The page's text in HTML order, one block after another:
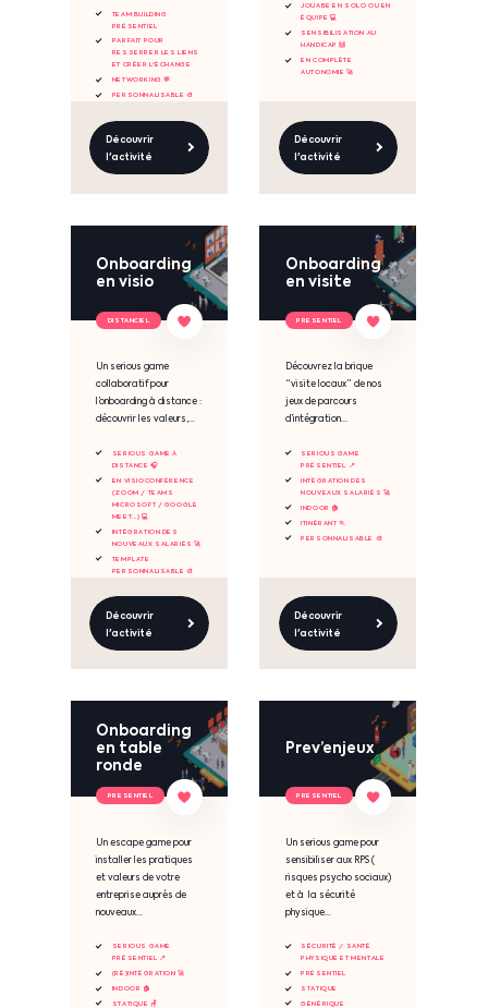
TEAM BUILDING
PRÉSENTIEL
PARFAIT POUR
RESSERRER LES LIENS
ET CRÉER L'ÉCHANGE
NETWORKING 💬
PERSONNALISABLE 🎨
Découvrir
l'activité
JOUABE EN SOLO OU EN
ÉQUIPE 💻
SENSIBILISATION AU
HANDICAP 🙌
EN COMPLÈTE
AUTONOMIE 🚀
Découvrir
l'activité
Onboarding
en visio
Un serious game
collaboratif pour
l’onboarding à distance :
découvrir les valeurs,...
SERIOUS GAME À
DISTANCE 🎧
EN VISIOCONFÉRENCE
(ZOOM / TEAMS
MICROSOFT / GOOGLE
MEET...) 💻
INTÉGRATION DES
NOUVEAUX SALARIÉS 🚀
TEMPLATE
PERSONNALISABLE 🎨
Découvrir
l'activité
DISTANCIEL
Onboarding
en visite
Découvrez la brique
“visite locaux” de nos
jeux de parcours
d’intégration...
SERIOUS GAME
PRÉSENTIEL 📍
INTÉGRATION DES
NOUVEAUX SALARIÉS 🚀
INDOOR 🏠
ITINÉRANT 🏃
PERSONNALISABLE 🎨
Découvrir
l'activité
PRESENTIEL
Onboarding
en table
ronde
Un escape game pour
installer les pratiques
et valeurs de votre
entreprise auprès de
nouveaux...
SERIOUS GAME
PRÉSENTIEL 📍
(RÉ)INTÉGRATION 🚀
INDOOR 🏠
STATIQUE 🪑
PRESENTIEL
Prev’enjeux
Un serious game pour
sensibiliser aux RPS (
risques psycho sociaux)
et à la sécurité
physique...
SÉCURITÉ / SANTÉ
PHYSIQUE ET MENTALE
PRÉSENTIEL
STATIQUE
GÉNÉRIQUE
PRESENTIEL